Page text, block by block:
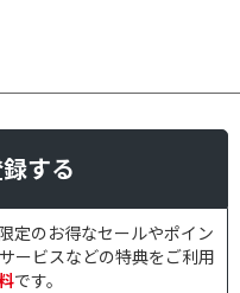
する
定のお得なセールやポイン
ービスなどの特典をご利用
です。